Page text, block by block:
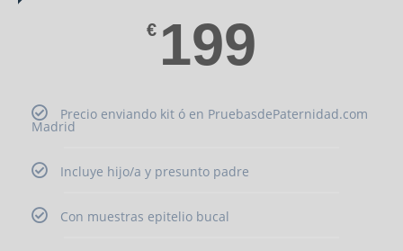
€ 199
Precio enviando kit ó en PruebasdePaternidad.com
Madrid
Incluye hijo/a y presunto padre
Con muestras epitelio bucal